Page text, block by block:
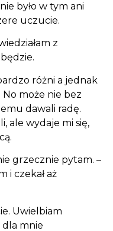
było w tym ani
uczucie.
z
różni a jednak
może nie bez
dawali radę.
ale wydaje mi się,
grzecznie pytam. –
i czekał aż
Uwielbiam
dla mnie